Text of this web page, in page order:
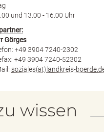
und 13.00 - 16.00 Uhr
Görges
+49 3904 7240-2302
+49 3904 7240-52302
soziales(at)landkreis-
wissen